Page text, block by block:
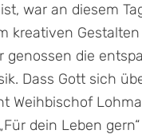
war an diesem
kreativen
genossen die
Dass Gott sich
Weihbischof
dein Leben